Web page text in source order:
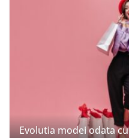
Evolutia modei odata